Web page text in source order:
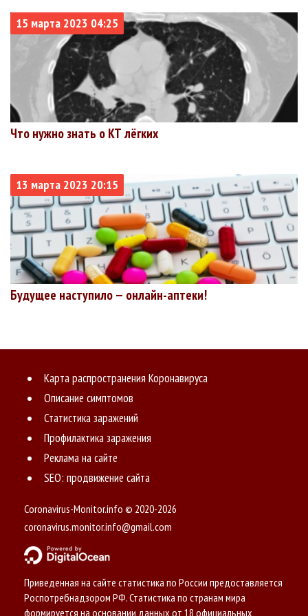
15 марта 2023 04:25
Что нужно знать о КТ лёгких
13 марта 2023 20:15
Будущее наступило — онлайн-аптеки!
Карта распространения Коронавируса
Описание симптомов
Статистика заражений
Профилактика заражения
Реклама на сайте
SEO: продвижение сайта
Coronavirus-Monitor.info © 2020-2026
coronavirus.monitor.info@gmail.com
Приведенная на сайте статистика по России предоставляется
Роспотребнадзором РФ. Статистика по странам мира
формируется на основании данных от 18 официальных